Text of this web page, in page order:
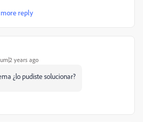
more reply
years ago
¿lo pudiste solucionar?